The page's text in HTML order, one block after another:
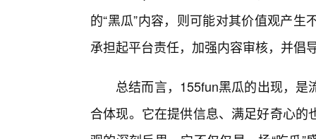
的“黑瓜”内容，则可能对其价值观产
承担起平台责任，加强内容审核，并倡
总结而言，155fun黑瓜的出现，
合体现。它在提供信息、满足好奇心